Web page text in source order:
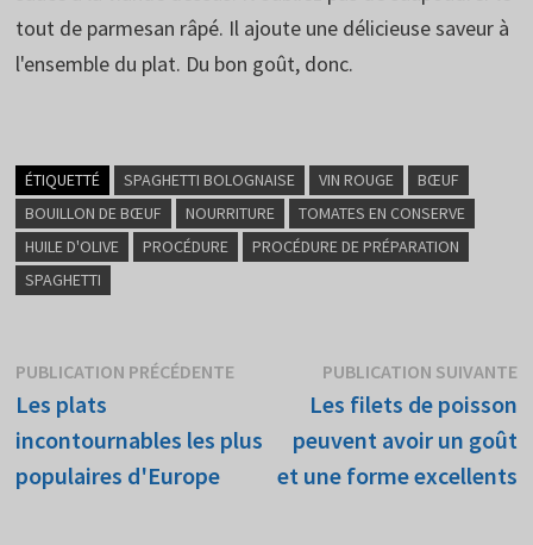
tout de parmesan râpé. Il ajoute une délicieuse saveur à
l'ensemble du plat. Du bon goût, donc.
ÉTIQUETTÉ SPAGHETTI BOLOGNAISE VIN ROUGE
BŒUF
BOUILLON DE BŒUF
NOURRITURE
TOMATES EN CONSERVE
HUILE D'OLIVE
PROCÉDURE
PROCÉDURE DE PRÉPARATION
SPAGHETTI
Navigation
de
l’article
PUBLICATION PRÉCÉDENTEPublication
précédente :
Les plats
incontournables les plus
populaires d'Europe
PUBLICATION SUIVANTE
Les filets de poisson
peuvent avoir un goût
et une forme excellents